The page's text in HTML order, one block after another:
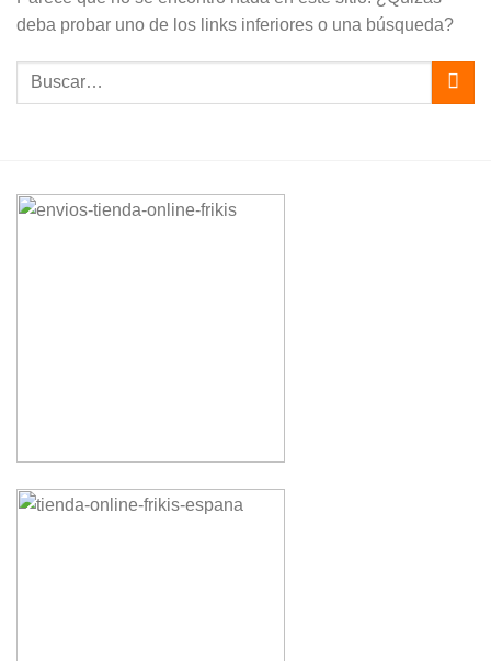
deba probar uno de los links inferiores o una búsqueda?